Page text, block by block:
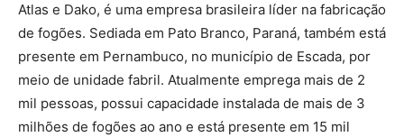
Atlas e Dako, é uma empresa brasileira líder na fabricação
de fogões. Sediada em Pato Branco, Paraná, também está
presente em Pernambuco, no município de Escada, por
meio de unidade fabril. Atualmente emprega mais de 2
mil pessoas, possui capacidade instalada de mais de 3
milhões de fogões ao ano e está presente em 15 mil